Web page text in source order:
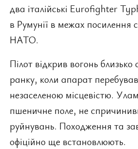
два італійські Eurofighter
в Румунії в межах посилення
НАТО.
Пілот відкрив вогонь
ранку, коли апарат
незаселеною місцевістю.
пшеничне поле, не
руйнувань. Походження та
офіційно ще встановлюють.